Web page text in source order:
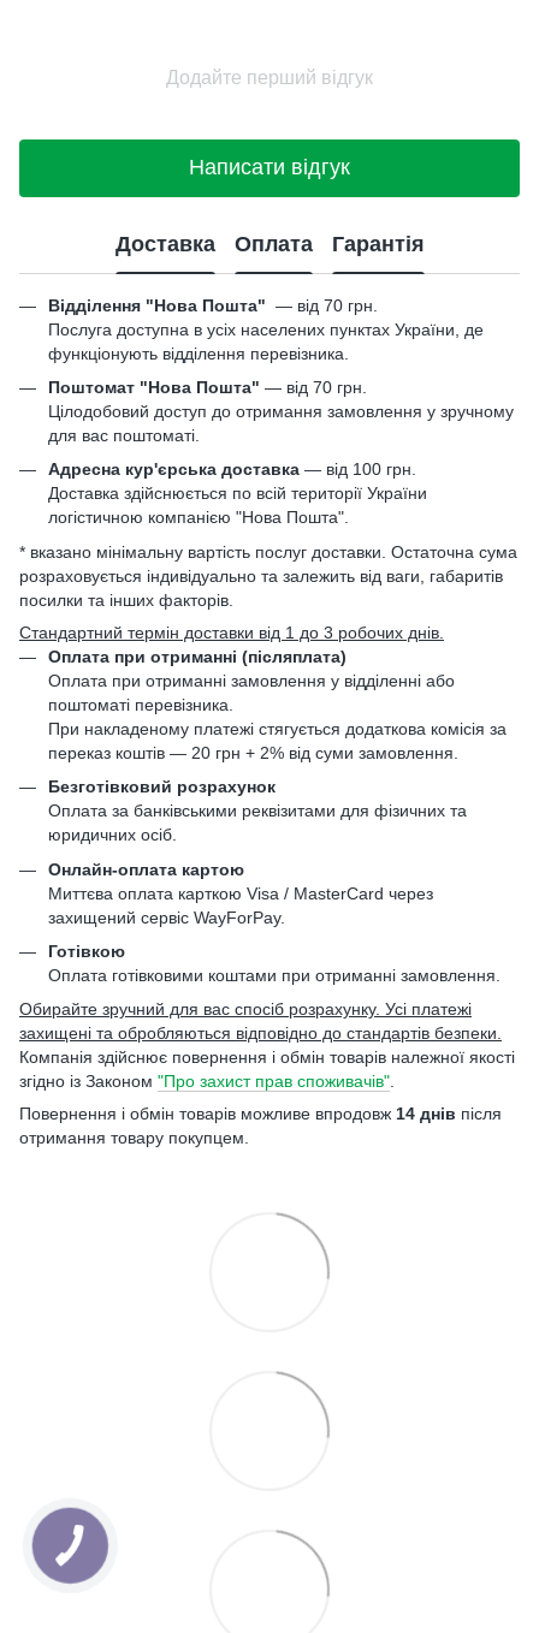
Додайте перший відгук
Написати відгук
Доставка Оплата Гарантія
Відділення "Нова Пошта" — від 70 грн.
Послуга доступна в усіх населених пунктах України, де
функціонують відділення перевізника.
Поштомат "Нова Пошта" — від 70 грн.
Цілодобовий доступ до отримання замовлення у зручному
для вас поштоматі.
Адресна кур'єрська доставка — від 100 грн.
Доставка здійснюється по всій території України
логістичною компанією "Нова Пошта".
* вказано мінімальну вартість послуг доставки. Остаточна сума
розраховується індивідуально та залежить від ваги, габаритів
посилки та інших факторів.
Стандартний термін доставки від 1 до 3 робочих днів.
Оплата при отриманні (післяплата)
Оплата при отриманні замовлення у відділенні або
поштоматі перевізника.
При накладеному платежі стягується додаткова комісія за
переказ коштів — 20 грн + 2% від суми замовлення.
Безготівковий розрахунок
Оплата за банківськими реквізитами для фізичних та
юридичних осіб.
Онлайн-оплата картою
Миттєва оплата карткою Visa / MasterCard через
захищений сервіс WayForPay.
Готівкою
Оплата готівковими коштами при отриманні замовлення.
Обирайте зручний для вас спосіб розрахунку. Усі платежі
захищені та обробляються відповідно до стандартів безпеки.
Компанія здійснює повернення і обмін товарів належної якості
згідно із Законом "Про захист прав споживачів".
Повернення і обмін товарів можливе впродовж 14 днів після
отримання товару покупцем.